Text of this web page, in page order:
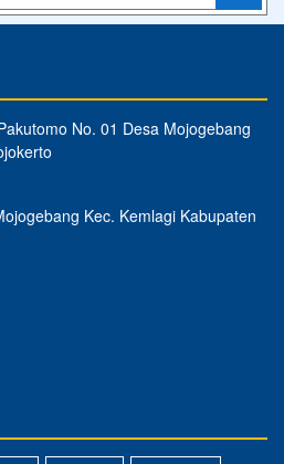
No. 01 Desa Mojogebang
Kec. Kemlagi Kabupaten